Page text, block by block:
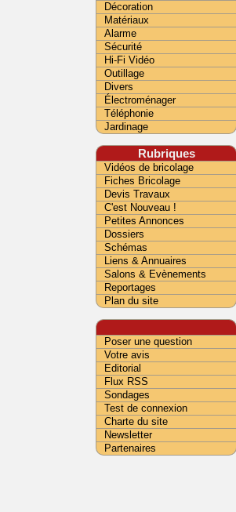
Décoration
Matériaux
Alarme
Sécurité
Hi-Fi Vidéo
Outillage
Divers
Électroménager
Téléphonie
Jardinage
Rubriques
Vidéos de bricolage
Fiches Bricolage
Devis Travaux
C'est Nouveau !
Petites Annonces
Dossiers
Schémas
Liens & Annuaires
Salons & Evènements
Reportages
Plan du site
Poser une question
Votre avis
Editorial
Flux RSS
Sondages
Test de connexion
Charte du site
Newsletter
Partenaires